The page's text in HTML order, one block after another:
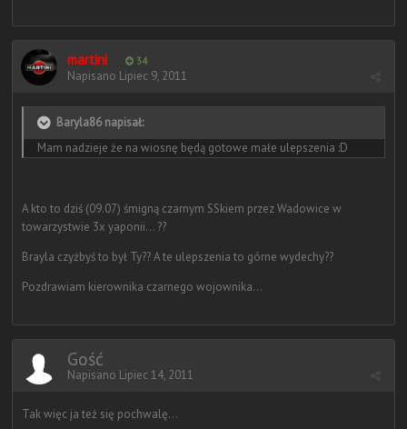
martini 34
Napisano Lipiec 9, 2011
Baryla86 napisał:
Mam nadzieje że na wiosnę będą gotowe małe ulepszenia :D
A kto to dziś (09.07) śmigną czarnym SSkiem przez Wadowice w
towarzystwie 3x yaponii... ??
Brayla czyżbyś to był Ty?? A te ulepszenia to górne wydechy??
Pozdrawiam kierownika czarnego wojownika...
Gość
Napisano Lipiec 14, 2011
Tak więc ja też się pochwalę...